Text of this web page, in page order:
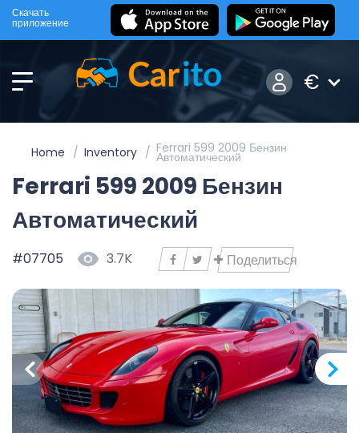
Скачать
приложение
€
Home Inventory Ferrari 599 2009 Бензин
Автоматический
Ferrari 599 2009 Бензин
Автоматический
#07705 3.7K Поделиться